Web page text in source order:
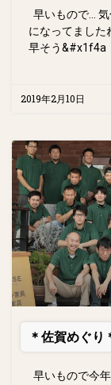
早いもので…
になってました
早そう&#x1f4a
2019年2月10日
＊佐賀めぐり
早いもので今